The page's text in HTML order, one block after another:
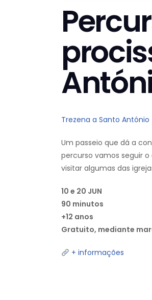
Trezena a Santo António
Um passeio que dá a
percurso vamos seguir
visitar algumas das
10 e 20 JUN
90 minutos
+12 anos
Gratuito, mediante
+ informações